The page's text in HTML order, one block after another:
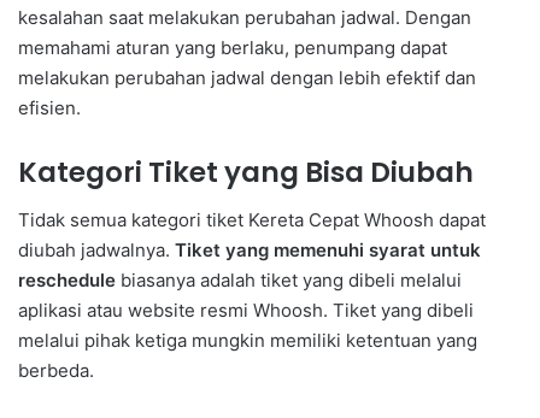
kesalahan saat melakukan perubahan jadwal. Dengan
memahami aturan yang berlaku, penumpang dapat
melakukan perubahan jadwal dengan lebih efektif dan
efisien.
Kategori Tiket yang Bisa Diubah
Tidak semua kategori tiket Kereta Cepat Whoosh dapat
diubah jadwalnya. Tiket yang memenuhi syarat untuk
reschedule biasanya adalah tiket yang dibeli melalui
aplikasi atau website resmi Whoosh. Tiket yang dibeli
melalui pihak ketiga mungkin memiliki ketentuan yang
berbeda.